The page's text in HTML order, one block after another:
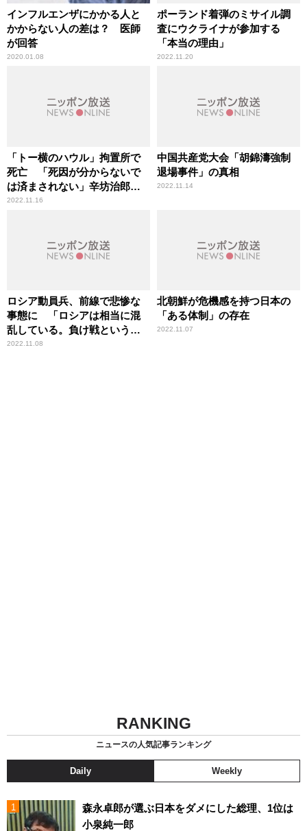
インフルエンザにかかる人と
かからない人の差は？ 医師
が回答
2020.01.08
ポーランド着弾のミサイル調
査にウクライナが参加する
「本当の理由」
2022.11.20
「トー横のハウル」拘置所で
死亡 「死因が分からないで
は済まされない」辛坊治郎が
指摘
2022.11.16
中国共産党大会「胡錦濤強制
退場事件」の真相
2022.11.14
ロシア動員兵、前線で悲惨な
事態に 「ロシアは相当に混
乱している。負け戦という感
じだ」辛坊治郎が指摘
2022.11.08
北朝鮮が危機感を持つ日本の
「ある体制」の存在
2022.11.07
RANKING
ニュースの人気記事ランキング
Daily Weekly
森永卓郎が選ぶ日本をダメにした総理、1位は
小泉純一郎